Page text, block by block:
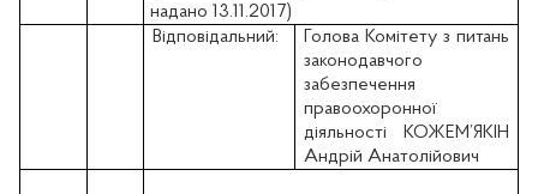
надано 13.11.2017)
Відповідальний:
Голова Комітету з питань
законодавчого
забезпечення
правоохоронної
діяльності КОЖЕМ’ЯКІН
Андрій Анатолійович